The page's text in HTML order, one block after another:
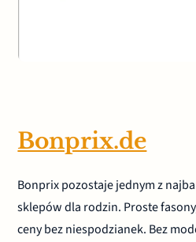
Bonprix.de
Bonprix pozostaje jednym z
sklepów dla rodzin. Proste
ceny bez niespodzianek. Bez